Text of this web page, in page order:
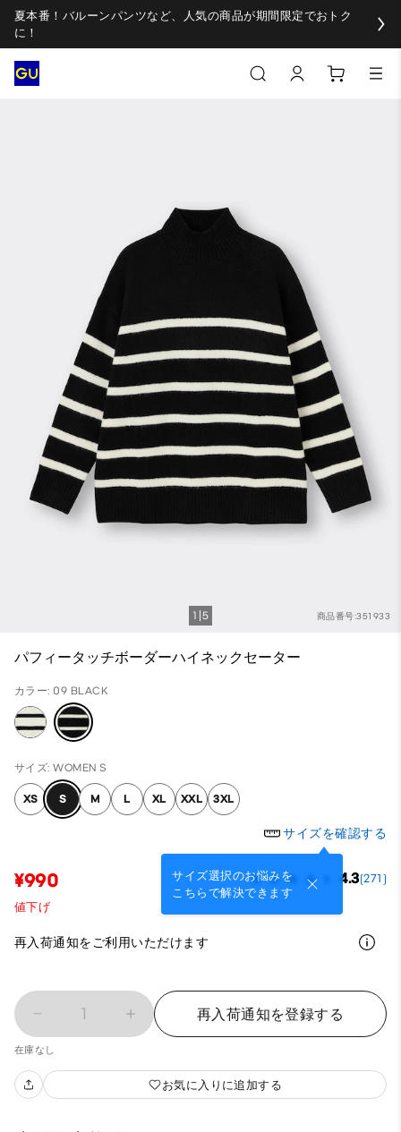
夏本番！バルーンパンツなど、人気の商品が期間限定でおトク
に！
商品番号:351933
1 5
パフィータッチボーダーハイネックセーター
カラー: 09 BLACK
サイズ: WOMEN S
XS S M L XL XXL 3XL
サイズを確認する
サイズ選択のお悩みを
こちらで解決できます
¥990 4.3(271)
値下げ
再入荷通知をご利用いただけます
1 再入荷通知を登録する
在庫なし
お気に入りに追加する